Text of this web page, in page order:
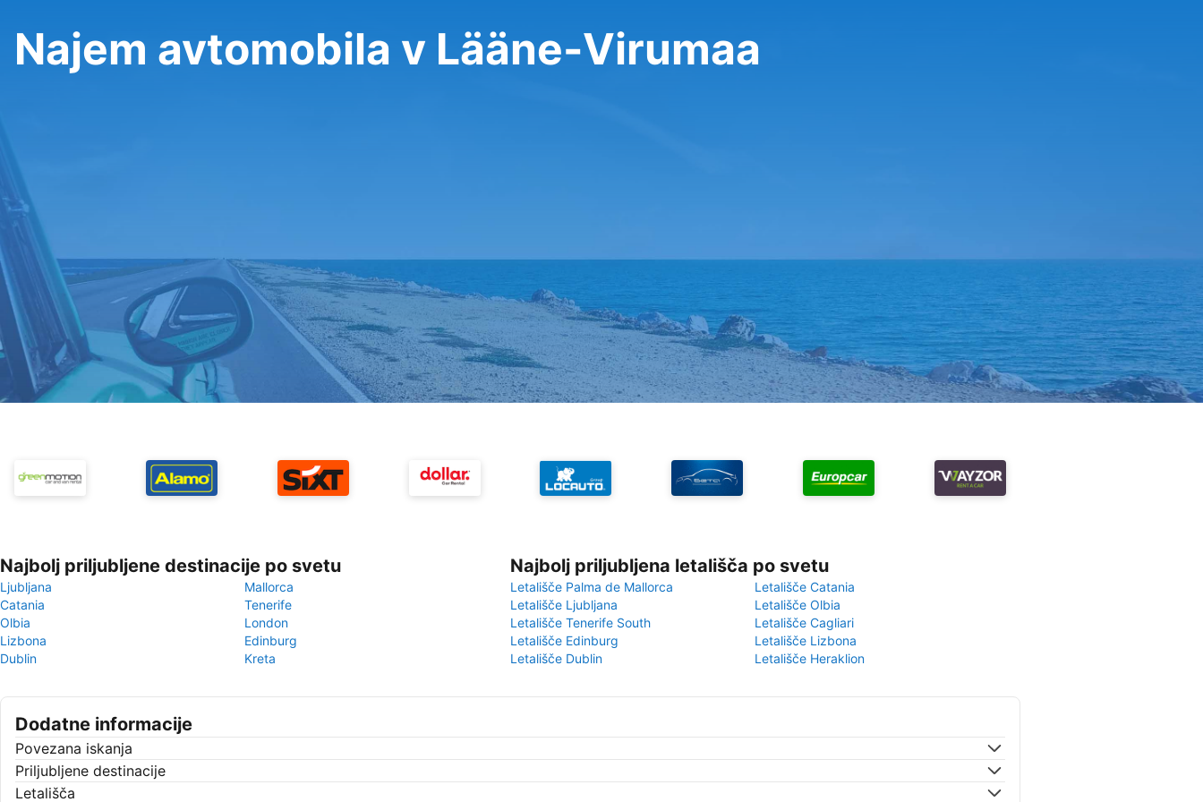
Najem avtomobila v Lääne-Virumaa
Najbolj priljubljene destinacije po svetu
Ljubljana
Mallorca
Catania
Tenerife
Olbia
London
Lizbona
Edinburg
Dublin
Kreta
Najbolj priljubljena letališča po svetu
Letališče Palma de Mallorca
Letališče Catania
Letališče Ljubljana
Letališče Olbia
Letališče Tenerife South
Letališče Cagliari
Letališče Edinburg
Letališče Lizbona
Letališče Dublin
Letališče Heraklion
Dodatne informacije
Povezana iskanja
Priljubljene destinacije
Letališča